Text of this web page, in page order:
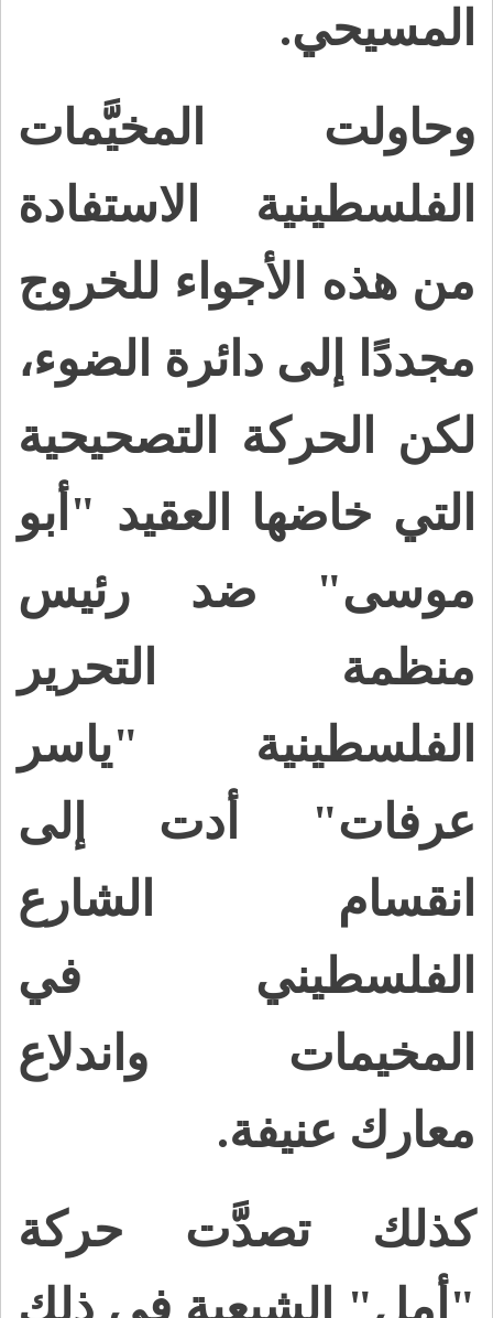
المسيحي.
وحاولت المخيَّمات
الفلسطينية الاستفادة
من هذه الأجواء للخروج
مجددًا إلى دائرة الضوء،
لكن الحركة التصحيحية
التي خاضها العقيد "أبو
موسى" ضد رئيس
منظمة التحرير
الفلسطينية "ياسر
عرفات" أدت إلى
انقسام الشارع
الفلسطيني في
المخيمات واندلاع
معارك عنيفة.
كذلك تصدَّت حركة